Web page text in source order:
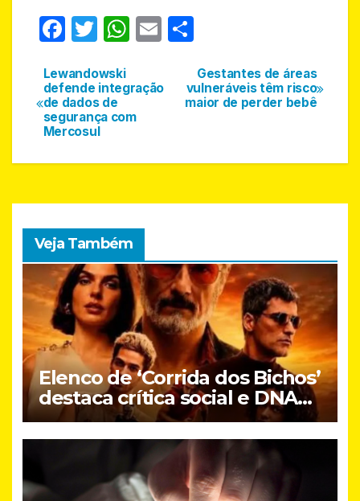
F
c
e
b
o
k
T
itt
er
W
at
s
A
p
E
ail ar
e
Navegação
de
Gestantes de áreas
vulneráveis têm risco
maior de perder bebê
Lewandowski
defende integração
de dados de
segurança com
Mercosul
Veja Também
Elenco de ‘Corrida dos Bichos’
destaca crítica social e DNA
brasileiro do novo filme do
Prime Video